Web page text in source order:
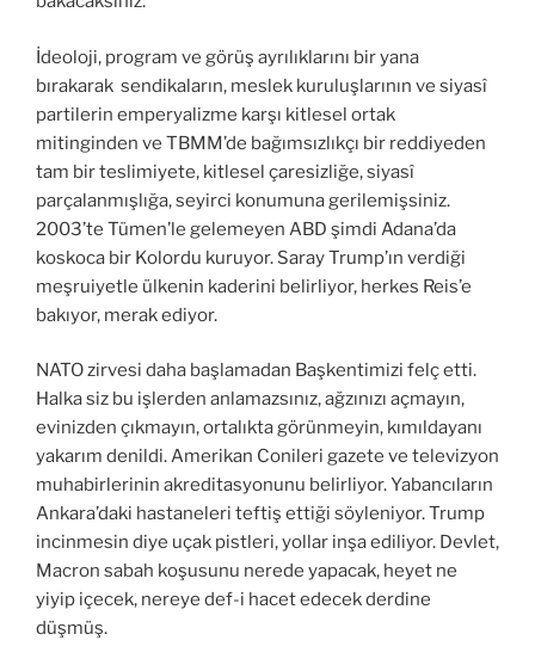
İdeoloji, program ve görüş ayrılıklarını bir yana
bırakarak sendikaların, meslek kuruluşlarının ve siyasî
partilerin emperyalizme karşı kitlesel ortak
mitinginden ve TBMM’de bağımsızlıkçı bir reddiyeden
tam bir teslimiyete, kitlesel çaresizliğe, siyasî
parçalanmışlığa, seyirci konumuna gerilemişsiniz.
2003’te Tümen’le gelemeyen ABD şimdi Adana’da
koskoca bir Kolordu kuruyor. Saray Trump’ın verdiği
meşruiyetle ülkenin kaderini belirliyor, herkes Reis’e
bakıyor, merak ediyor.
NATO zirvesi daha başlamadan Başkentimizi felç etti.
Halka siz bu işlerden anlamazsınız, ağzınızı açmayın,
evinizden çıkmayın, ortalıkta görünmeyin, kımıldayanı
yakarım denildi. Amerikan Conileri gazete ve televizyon
muhabirlerinin akreditasyonunu belirliyor. Yabancıların
Ankara’daki hastaneleri teftiş ettiği söyleniyor. Trump
incinmesin diye uçak pistleri, yollar inşa ediliyor. Devlet,
Macron sabah koşusunu nerede yapacak, heyet ne
yiyip içecek, nereye def-i hacet edecek derdine
düşmüş.